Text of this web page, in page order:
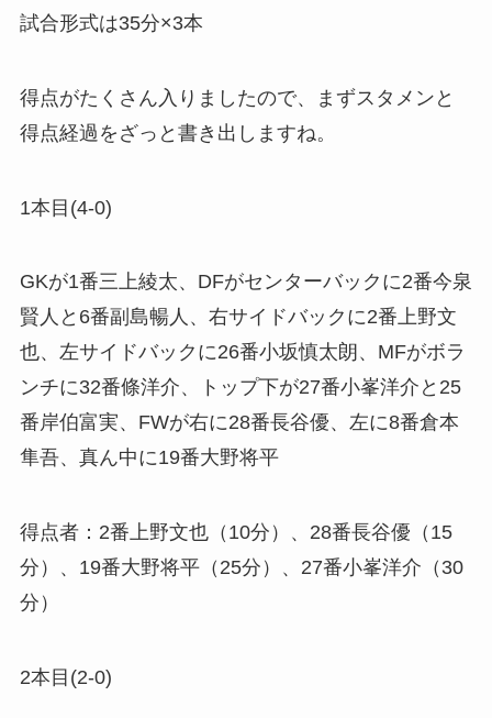
試合形式は35分×3本
得点がたくさん入りましたので、まずスタメンと
得点経過をざっと書き出しますね。
1本目(4-0)
GKが1番三上綾太、DFがセンターバックに2番今泉
賢人と6番副島暢人、右サイドバックに2番上野文
也、左サイドバックに26番小坂慎太朗、MFがボラ
ンチに32番條洋介、トップ下が27番小峯洋介と25
番岸伯富実、FWが右に28番長谷優、左に8番倉本
隼吾、真ん中に19番大野将平
得点者：2番上野文也（10分）、28番長谷優（15
分）、19番大野将平（25分）、27番小峯洋介（30
分）
2本目(2-0)